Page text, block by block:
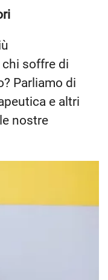
soffre di
Parliamo di
e altri
nostre